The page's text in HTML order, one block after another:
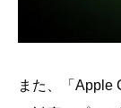
また、「Apple